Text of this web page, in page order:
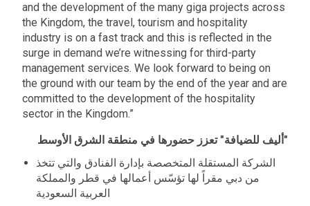
and the development of the many giga projects across
the Kingdom, the travel, tourism and hospitality
industry is on a fast track and this is reflected in the
surge in demand we’re witnessing for third-party
management services. We look forward to being on
the ground with our team by the end of the year and are
committed to the development of the hospitality
sector in the Kingdom.”
"أليف للضيافة" تعزز حضورها في منطقة الشرق الأوسط
الشركة المستقلة المتخصصة بإدارة الفنادق والتي تتخذ
من دبي مقراً لها تؤسّس أعمالها في قطر والمملكة
العربية السعودية